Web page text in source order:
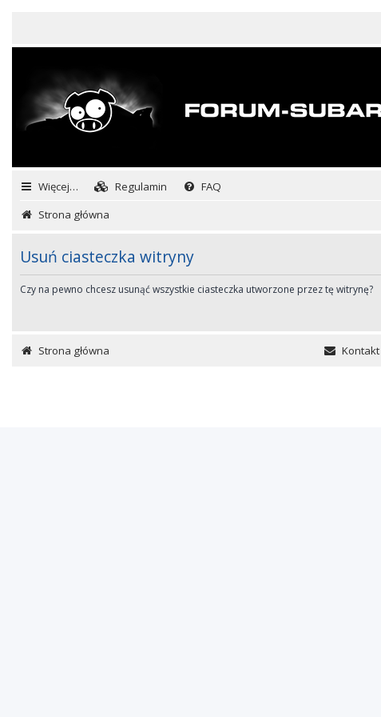
Więcej… Regulamin FAQ
Strona główna
Usuń ciasteczka witryny
Czy na pewno chcesz usunąć wszystkie ciasteczka utworzone przez tę witrynę?
Strona główna